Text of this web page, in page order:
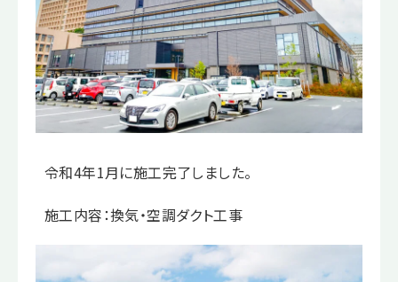
令和4年1月に施工完了しました。
施工内容：換気・空調ダクト工事